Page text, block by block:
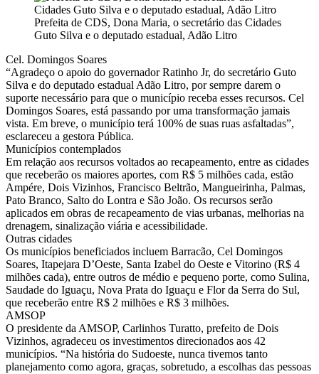
Prefeita de CDS, Dona Maria, o secretário das Cidades
Guto Silva e o deputado estadual, Adão Litro
Cel. Domingos Soares
“Agradeço o apoio do governador Ratinho Jr, do secretário Guto
Silva e do deputado estadual Adão Litro, por sempre darem o
suporte necessário para que o município receba esses recursos. Cel
Domingos Soares, está passando por uma transformação jamais
vista. Em breve, o município terá 100% de suas ruas asfaltadas”,
esclareceu a gestora Pública.
Municípios contemplados
Em relação aos recursos voltados ao recapeamento, entre as cidades
que receberão os maiores aportes, com R$ 5 milhões cada, estão
Ampére, Dois Vizinhos, Francisco Beltrão, Mangueirinha, Palmas,
Pato Branco, Salto do Lontra e São João. Os recursos serão
aplicados em obras de recapeamento de vias urbanas, melhorias na
drenagem, sinalização viária e acessibilidade.
Outras cidades
Os municípios beneficiados incluem Barracão, Cel Domingos
Soares, Itapejara D’Oeste, Santa Izabel do Oeste e Vitorino (R$ 4
milhões cada), entre outros de médio e pequeno porte, como Sulina,
Saudade do Iguaçu, Nova Prata do Iguaçu e Flor da Serra do Sul,
que receberão entre R$ 2 milhões e R$ 3 milhões.
AMSOP
O presidente da AMSOP, Carlinhos Turatto, prefeito de Dois
Vizinhos, agradeceu os investimentos direcionados aos 42
municípios. “Na história do Sudoeste, nunca tivemos tanto
planejamento como agora, graças, sobretudo, a escolhas das pessoas